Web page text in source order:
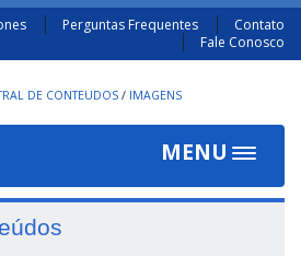
Perguntas Frequentes
Contato
Fale Conosco
DE CONTEUDOS / IMAGENS
MENU
Toggle